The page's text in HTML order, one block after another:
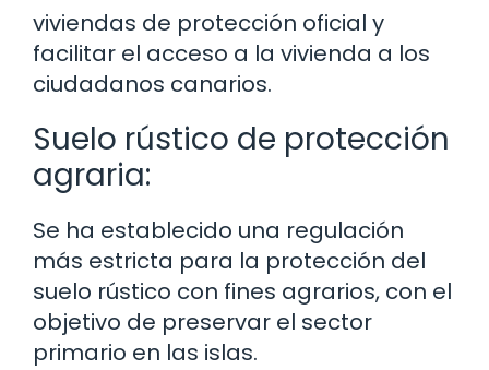
viviendas de protección oficial y
facilitar el acceso a la vivienda a los
ciudadanos canarios.
Suelo rústico de protección
agraria:
Se ha establecido una regulación
más estricta para la protección del
suelo rústico con fines agrarios, con el
objetivo de preservar el sector
primario en las islas.